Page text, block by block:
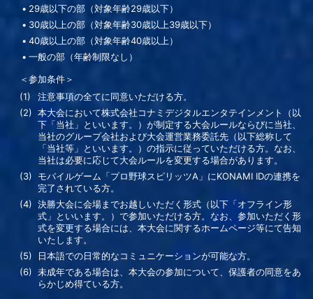
29歳以下の部（対象年齢29歳以下）
30歳以上の部（対象年齢30歳以上39歳以下）
40歳以上の部（対象年齢40歳以上）
一般の部（年齢制限なし）
＜参加条件＞
注意事項の全てに同意いただける方。
本大会において株式会社コナミデジタルエンタテインメント（以
下「当社」といいます。）が制定する大会ルールならびに当社、
当社のグループ会社および大会運営業務委託先（以下総称して
「当社等」といいます。）の指示に従っていただける方。なお、
当社は必要に応じて大会ルールを変更する場合があります。
モバイルゲーム「プロ野球スピリッツA」にKONAMI IDの連携を
完了されている方。
決勝大会に会場までお越しいただく形式（以下「オフライン形
式」といいます。）で参加いただける方。なお、参加いただく形
式を変更する場合には、本大会に関するホームページ等にて告知
いたします。
日本語での日常的なコミュニケーションが可能な方。
未成年である場合は、本大会の参加について、保護者の同意をあ
らかじめ得ている方。